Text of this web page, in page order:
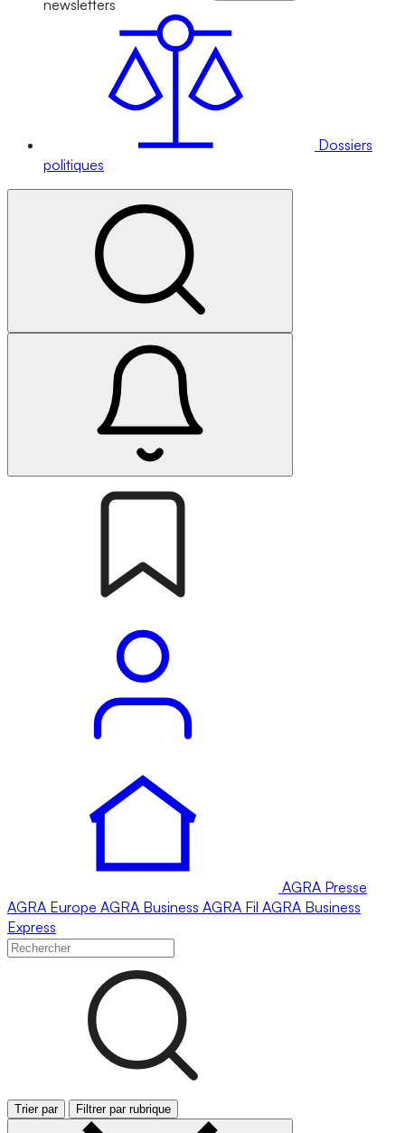
newsletters
Dossiers
politiques
AGRA Presse
AGRA Europe AGRA Business AGRA Fil AGRA Business
Express
Trier par Filtrer par rubrique